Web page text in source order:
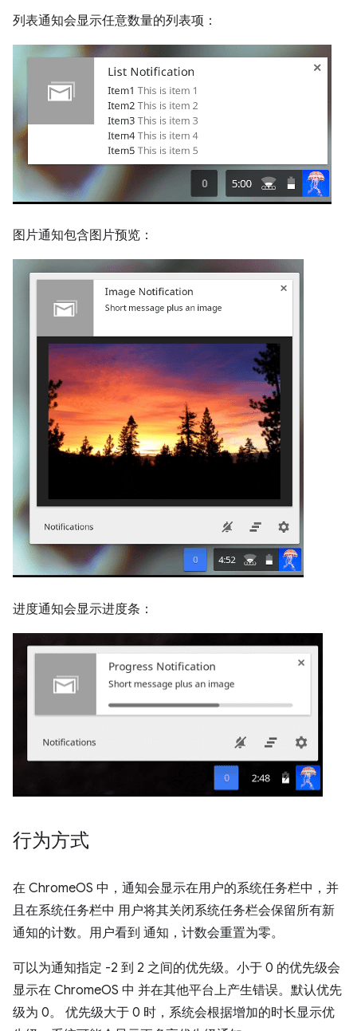
列表通知会显示任意数量的列表项：
图片通知包含图片预览：
进度通知会显示进度条：
行为方式
在 ChromeOS 中，通知会显示在用户的系统任务栏中，并
且在系统任务栏中 用户将其关闭系统任务栏会保留所有新
通知的计数。用户看到 通知，计数会重置为零。
可以为通知指定 -2 到 2 之间的优先级。小于 0 的优先级会
显示在 ChromeOS 中 并在其他平台上产生错误。默认优先
级为 0。 优先级大于 0 时，系统会根据增加的时长显示优